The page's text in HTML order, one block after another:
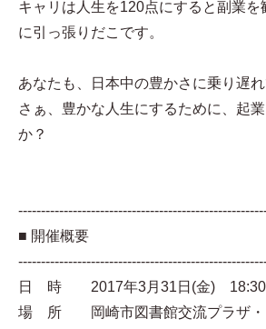
キャリは人生を120点にすると副業
に引っ張りだこです。
あなたも、日本中の豊かさに乗り遅れ
さぁ、豊かな人生にするために、起
か？
■ 開催概要
日 時 2017年3月31日(金) 18:30-
場 所 岡崎市図書館交流プラザ・